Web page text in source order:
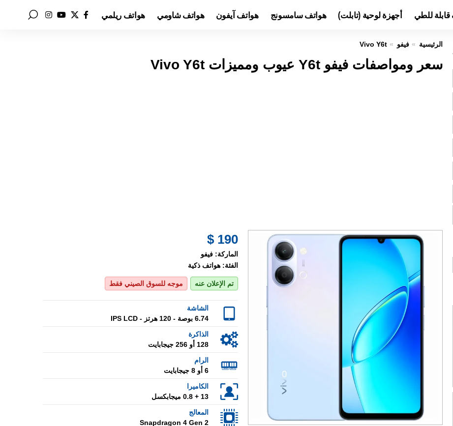
للطي أجهزة لوحية (تابلت) هواتف سامسونج هواتف آيفون هواتف شاومي هواتف ريلمي
الرئيسية فيفو Vivo Y6t
سعر ومواصفات فيفو Y6t عيوب ومميزات Vivo Y6t
190 $
الماركة: فيفو
الفئة: هواتف ذكية
تم الإعلان عنه موجه للسوق الصيني فقط
الشاشة
6.74 بوصة - 120 هرتز - IPS LCD
الذاكرة
128 أو 256 جيجابايت
الرام
6 أو 8 جيجابايت
الكاميرا
13 + 0.8 ميجابكسل
المعالج
Snapdragon 4 Gen 2